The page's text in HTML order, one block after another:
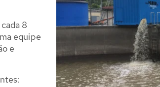
8
equipe
e